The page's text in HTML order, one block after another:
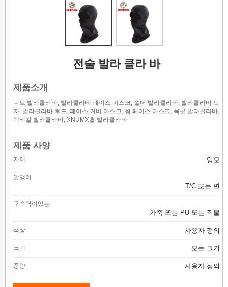
전술 발라 클라 바
제품소개
니트 발라클라바, 발라클라바 페이스 마스크, 솔더 발라클라바, 발라클라바 모
자, 발라클라바 후드, 페이스 커버 마스크, 웜 페이스 마스크, 육군 발라클라바,
택티컬 발라클라바, XNUMX홀 발라클라바
제품 사양
자재 양모
알맹이
T/C 또는 면
구속력이있는
가죽 또는 PU 또는 직물
색상 사용자 정의
크기 모든 크기
중량 사용자 정의